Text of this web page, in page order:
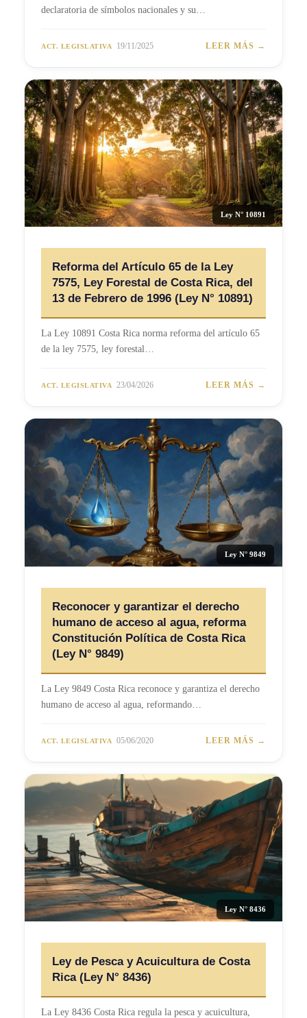
declaratoria de símbolos nacionales y su…
ACT. LEGISLATIVA 19/11/2025 LEER MÁS →
Ley N° 10891
Reforma del Artículo 65 de la Ley
7575, Ley Forestal de Costa Rica, del
13 de Febrero de 1996 (Ley N° 10891)
La Ley 10891 Costa Rica norma reforma del artículo 65
de la ley 7575, ley forestal…
ACT. LEGISLATIVA 23/04/2026 LEER MÁS →
Ley N° 9849
Reconocer y garantizar el derecho
humano de acceso al agua, reforma
Constitución Política de Costa Rica
(Ley N° 9849)
La Ley 9849 Costa Rica reconoce y garantiza el derecho
humano de acceso al agua, reformando…
ACT. LEGISLATIVA 05/06/2020 LEER MÁS →
Ley N° 8436
Ley de Pesca y Acuicultura de Costa
Rica (Ley N° 8436)
La Ley 8436 Costa Rica regula la pesca y acuicultura,